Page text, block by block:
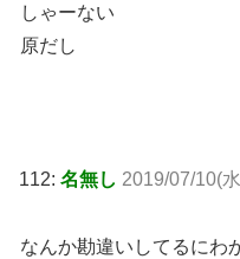
しゃーない
原だし
112: 名無し 2019/07/10(
なんか勘違いしてるにわ